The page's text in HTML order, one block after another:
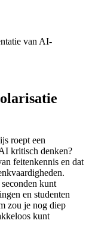
van AI-
roept een
kritisch denken?
feitenkennis en dat
kunt
en studenten
zou je nog diep
kunt